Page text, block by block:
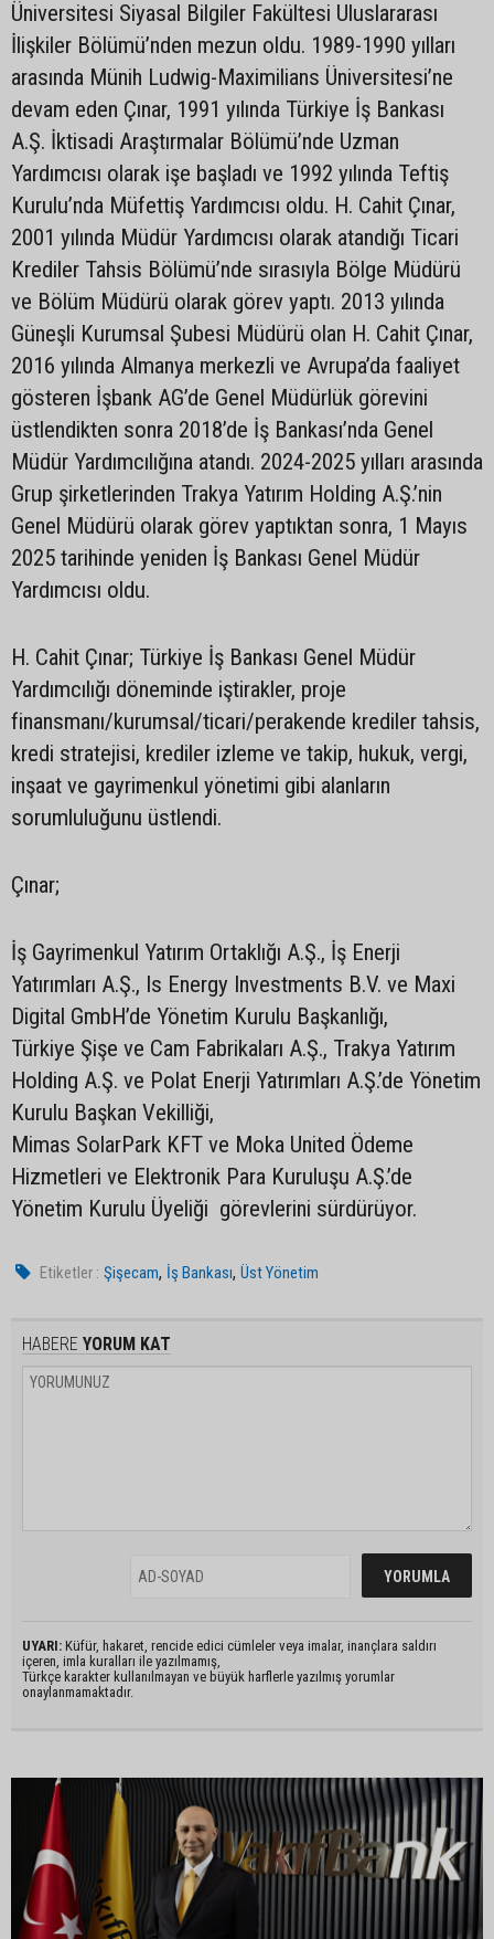
Üniversitesi Siyasal Bilgiler Fakültesi Uluslararası
İlişkiler Bölümü’nden mezun oldu. 1989-1990 yılları
arasında Münih Ludwig-Maximilians Üniversitesi’ne
devam eden Çınar, 1991 yılında Türkiye İş Bankası
A.Ş. İktisadi Araştırmalar Bölümü’nde Uzman
Yardımcısı olarak işe başladı ve 1992 yılında Teftiş
Kurulu’nda Müfettiş Yardımcısı oldu. H. Cahit Çınar,
2001 yılında Müdür Yardımcısı olarak atandığı Ticari
Krediler Tahsis Bölümü’nde sırasıyla Bölge Müdürü
ve Bölüm Müdürü olarak görev yaptı. 2013 yılında
Güneşli Kurumsal Şubesi Müdürü olan H. Cahit Çınar,
2016 yılında Almanya merkezli ve Avrupa’da faaliyet
gösteren İşbank AG’de Genel Müdürlük görevini
üstlendikten sonra 2018’de İş Bankası’nda Genel
Müdür Yardımcılığına atandı. 2024-2025 yılları arasında
Grup şirketlerinden Trakya Yatırım Holding A.Ş.’nin
Genel Müdürü olarak görev yaptıktan sonra, 1 Mayıs
2025 tarihinde yeniden İş Bankası Genel Müdür
Yardımcısı oldu.
H. Cahit Çınar; Türkiye İş Bankası Genel Müdür
Yardımcılığı döneminde iştirakler, proje
finansmanı/kurumsal/ticari/perakende krediler tahsis,
kredi stratejisi, krediler izleme ve takip, hukuk, vergi,
inşaat ve gayrimenkul yönetimi gibi alanların
sorumluluğunu üstlendi.
Çınar;
İş Gayrimenkul Yatırım Ortaklığı A.Ş., İş Enerji
Yatırımları A.Ş., Is Energy Investments B.V. ve Maxi
Digital GmbH’de Yönetim Kurulu Başkanlığı,
Türkiye Şişe ve Cam Fabrikaları A.Ş., Trakya Yatırım
Holding A.Ş. ve Polat Enerji Yatırımları A.Ş.’de Yönetim
Kurulu Başkan Vekilliği,
Mimas SolarPark KFT ve Moka United Ödeme
Hizmetleri ve Elektronik Para Kuruluşu A.Ş.’de
Yönetim Kurulu Üyeliği görevlerini sürdürüyor.
Etiketler : Şişecam, İş Bankası,Üst Yönetim
HABERE YORUM KAT
UYARI: Küfür, hakaret, rencide edici cümleler veya imalar, inançlara saldırı
içeren, imla kuralları ile yazılmamış,
Türkçe karakter kullanılmayan ve büyük harflerle yazılmış yorumlar
onaylanmamaktadır.